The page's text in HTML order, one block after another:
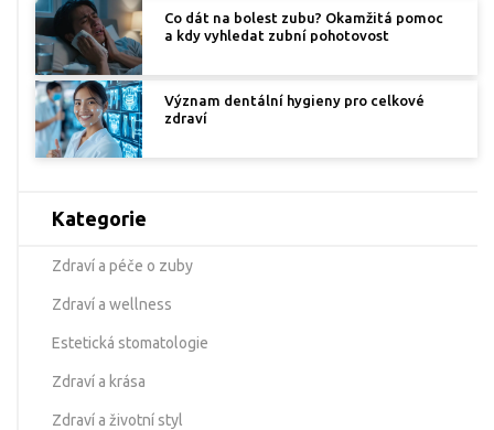
Co dát na bolest zubu? Okamžitá pomoc
a kdy vyhledat zubní pohotovost
Význam dentální hygieny pro celkové
zdraví
Kategorie
Zdraví a péče o zuby
Zdraví a wellness
Estetická stomatologie
Zdraví a krása
Zdraví a životní styl